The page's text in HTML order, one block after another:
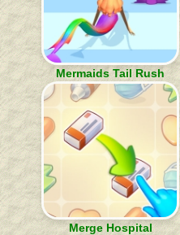
Mermaids Tail Rush
Merge Hospital